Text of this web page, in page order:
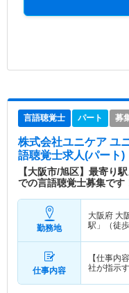
言語聴覚士 パート 募
株式会社ユニケア ユ
語聴覚士求人(パート)
【大阪市/旭区】最寄り
での言語聴覚士募集です
勤務地
大阪府 大
駅」（徒歩
仕事内容
【仕事内
社が指示